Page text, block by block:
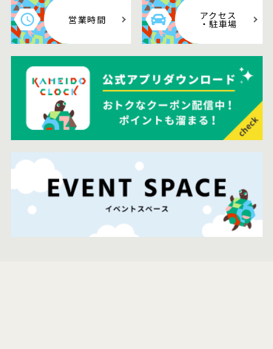
営業時間 アクセス
・駐車場